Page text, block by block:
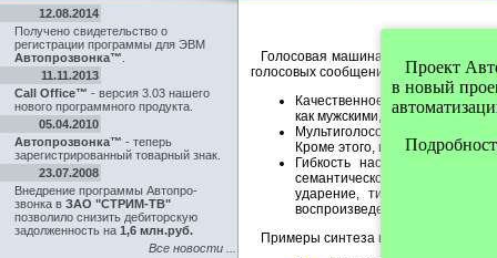
12.08.2014
Получено свидетельство о
регистрации программы для ЭВМ
Автопрозвонка™
11.11.2013
Call Office™ - версия 3.03 нашего
нового программного продукта.
05.04.2010
Автопрозвонка™ - теперь
зарегистрированный товарный знак.
23.07.2008
Внедрение программы Автопро-
звонка в ЗАО "СТРИМ-ТВ"
позволило снизить дебиторскую
задолженность на 1,6 млн.руб.
Все новости ...
Голосовая машина
голосовых сообщений на русском
Качественное звучание:
как мужскими, так и женскими,
Мультиголосовая поддержка:
Кроме этого, вы можете
Гибкость настроек:
семантической разметки
ударение, тип фрагмента
воспроизведения (громкость,
Примеры синтеза голосовых
Проект
в новый